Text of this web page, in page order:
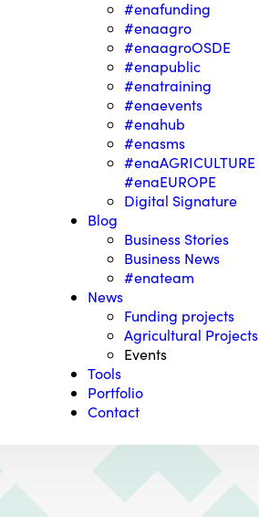
#enafunding
#enaagro
#enaagroOSDE
#enapublic
#enatraining
#enaevents
#enahub
#enasms
#enaAGRICULTURΕ
#enaEUROPE
Digital Signature
Blog
Business Stories
Business News
#enateam
News
Funding projects
Agricultural Projects
Events
Tools
Portfolio
Contact